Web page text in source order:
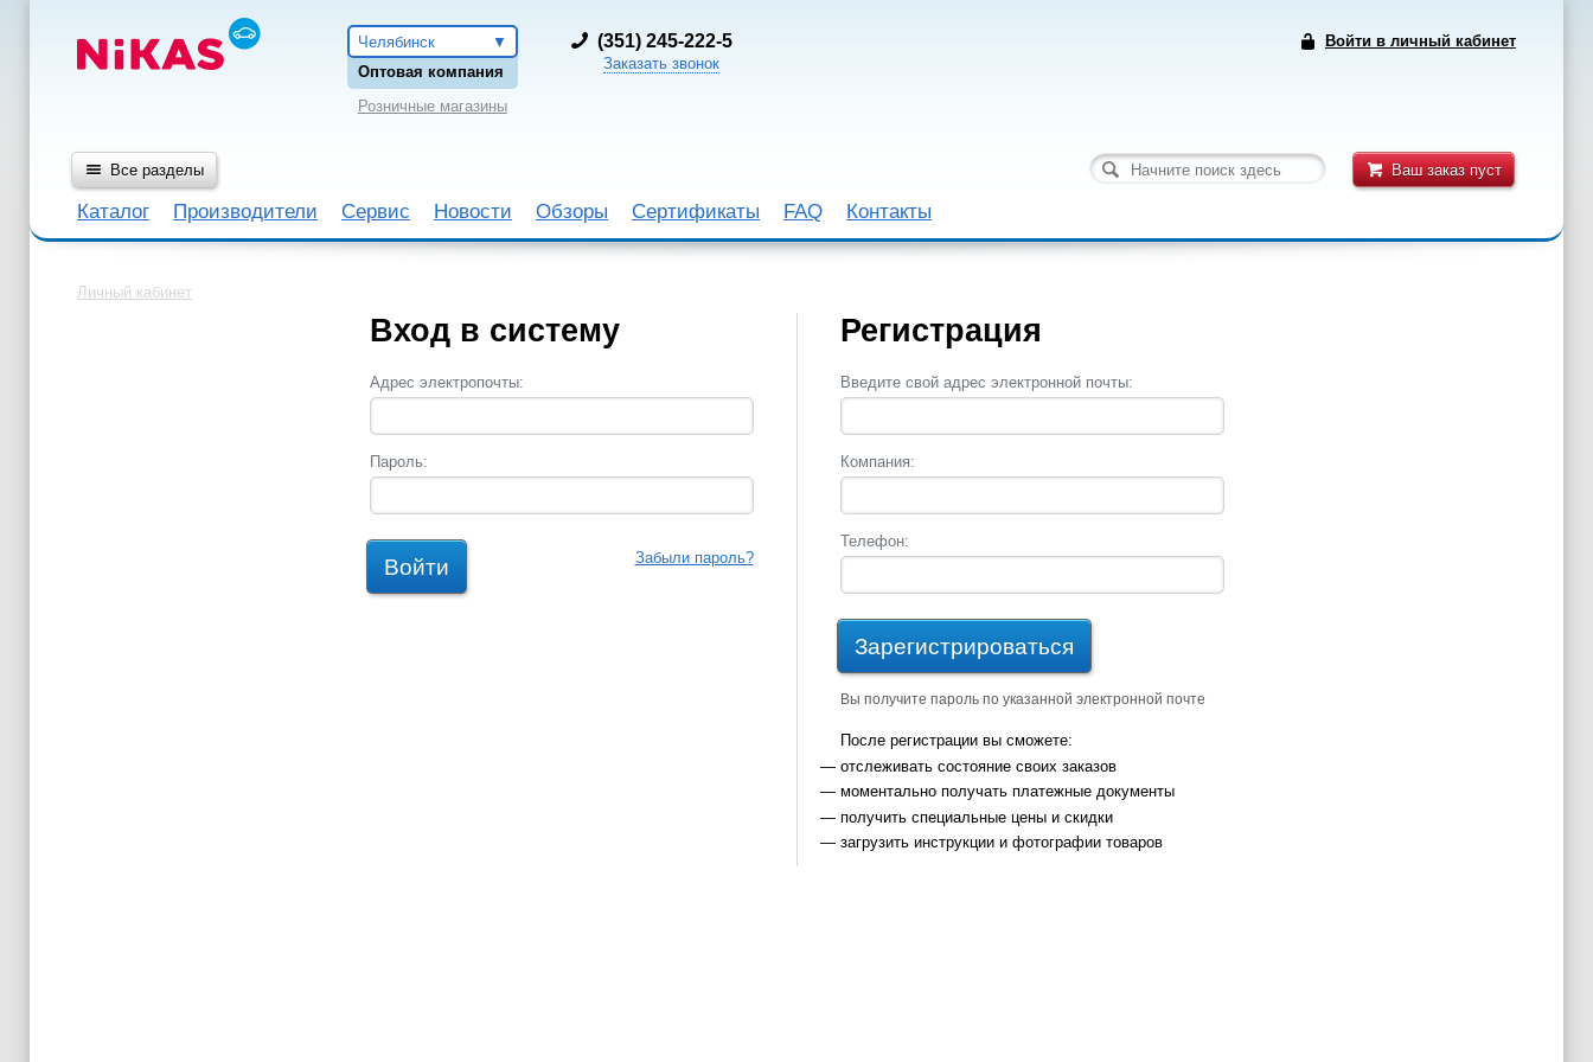
Войти в личный кабинет
Челябинск
Оптовая компания
Розничные магазины
(351) 245-222-5
Заказать звонок
Ваш заказ пуст
Все разделы
Каталог Производители Сервис Новости Обзоры Сертификаты FAQ Контакты
Личный кабинет
Вход в систему
Адрес электропочты:
Пароль:
Забыли пароль?
Войти
Регистрация
Введите свой адрес электронной почты:
Компания:
Телефон:
Зарегистрироваться
Вы получите пароль по указанной электронной почте
После регистрации вы сможете:
отслеживать состояние своих заказов
моментально получать платежные документы
получить специальные цены и скидки
загрузить инструкции и фотографии товаров